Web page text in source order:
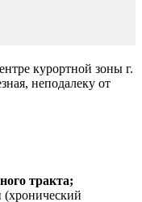
курортной зоны г.
неподалеку от
тракта;
(хронический